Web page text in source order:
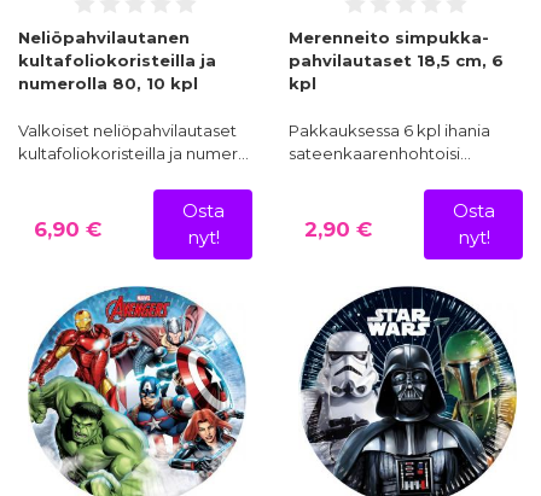
Neliöpahvilautanen
kultafoliokoristeilla ja
numerolla 80, 10 kpl
Valkoiset neliöpahvilautaset
kultafoliokoristeilla ja numer…
6,90 €
Osta
nyt!
Merenneito simpukka-
pahvilautaset 18,5 cm, 6
kpl
Pakkauksessa 6 kpl ihania
sateenkaarenhohtoisi…
2,90 €
Osta
nyt!